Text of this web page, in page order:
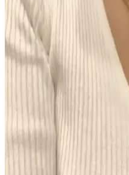
Chanel Water Tint:
Kalıcı Doğal Cilt Makyajı
Chanel Water Tint, hafif
taze kalan bir cilt makyajı
kalıcı performans sağlar, ancak
Morfose Kahve Renkli
İncelemesi ve Kullanım
Morfose kahve renkli kuru
sağlar, saç derisini temiz tutar,
uyumu sağlar. Ancak, yoğun